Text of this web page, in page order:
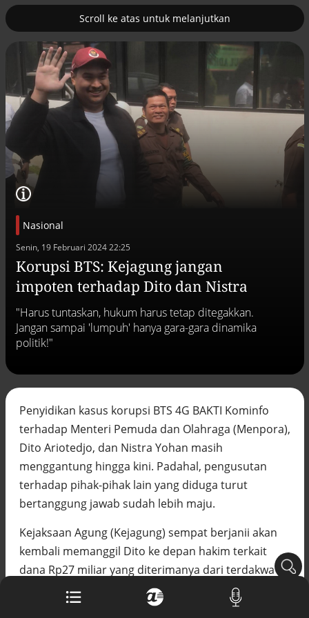
Scroll ke atas untuk melanjutkan
Nasional
Senin, 19 Februari 2024 22:25
Korupsi BTS: Kejagung jangan
impoten terhadap Dito dan Nistra
"Harus tuntaskan, hukum harus tetap ditegakkan.
Jangan sampai 'lumpuh' hanya gara-gara dinamika
politik!"
Penyidikan kasus korupsi BTS 4G BAKTI Kominfo
terhadap Menteri Pemuda dan Olahraga (Menpora),
Dito Ario​tedjo, dan Nistra Yohan masih
menggantung hingga kini. Padahal, pengusutan
terhadap pihak-pihak lain yang diduga turut
bertanggung jawab sudah lebih maju.
Kejaksaan Agung (Kejagung) sempat berjanii akan
kembali memanggil Dito ke depan hakim terkait
dana Rp27 miliar yang diterimanya dari terdakwa
Irwan Hermawan. Namun, langkah tersebut
tergantung dengan dinamika persidangan.
nuklir 2
Pemulihan ekonomi Aceh terus
Efek jera untuk pejabat abai LHKPN
Alinea.id - Peristiwa
Buku berusia 900 tahun ditemukan di
arsip rahasia Vatikan, ada prediksi
Akar persoalan berulangnya kekerasan
Alinea.id - Peristiwa
DPR minta penerbitan sertifikat pagar
Alinea.id - Peristiwa
Mungkinkah duet Anies-Ahok terealisasi
Alinea.id - Politik
Pemprov Sultra klarifikasi isu PT GKP,
imbau masyarakat hormati proses
Alinea.id - Peristiwa